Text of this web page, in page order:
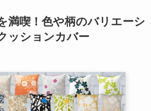
満喫！色や柄のバリエーシ
ッションカバー